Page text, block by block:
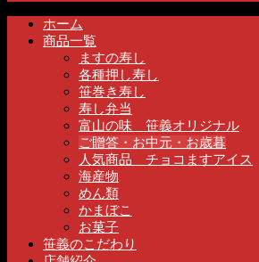
ホーム
商品一覧
ますの寿し
各種押し寿し
笹巻き寿し
寿し弁当
富山の味 笹義オリジナル
ご贈答・お中元・お歳暮
人気商品 チョコますアイス
海産物
めん類
かまぼこ
お菓子
笹義のこだわり